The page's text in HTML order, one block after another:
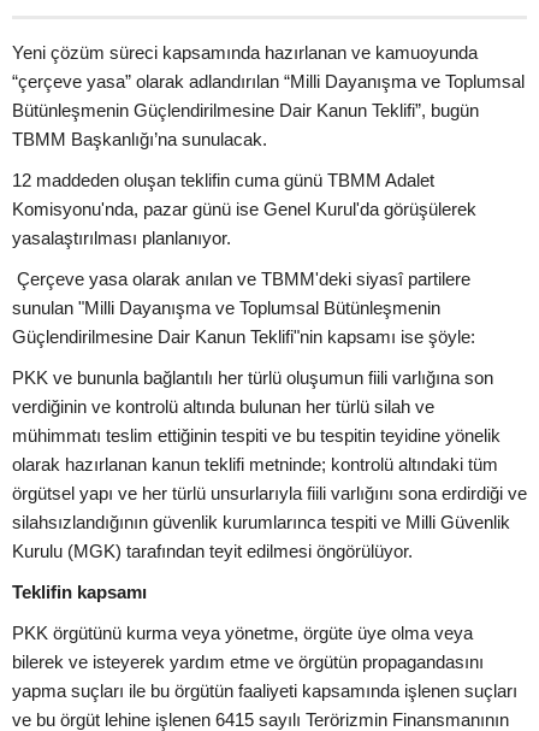
Yeni çözüm süreci kapsamında hazırlanan ve kamuoyunda
“çerçeve yasa” olarak adlandırılan “Milli Dayanışma ve Toplumsal
Bütünleşmenin Güçlendirilmesine Dair Kanun Teklifi”, bugün
TBMM Başkanlığı’na sunulacak.
12 maddeden oluşan teklifin cuma günü TBMM Adalet
Komisyonu'nda, pazar günü ise Genel Kurul'da görüşülerek
yasalaştırılması planlanıyor.
Çerçeve yasa olarak anılan ve TBMM'deki siyasî partilere
sunulan "Milli Dayanışma ve Toplumsal Bütünleşmenin
Güçlendirilmesine Dair Kanun Teklifi"nin kapsamı ise şöyle:
PKK ve bununla bağlantılı her türlü oluşumun fiili varlığına son
verdiğinin ve kontrolü altında bulunan her türlü silah ve
mühimmatı teslim ettiğinin tespiti ve bu tespitin teyidine yönelik
olarak hazırlanan kanun teklifi metninde; kontrolü altındaki tüm
örgütsel yapı ve her türlü unsurlarıyla fiili varlığını sona erdirdiği ve
silahsızlandığının güvenlik kurumlarınca tespiti ve Milli Güvenlik
Kurulu (MGK) tarafından teyit edilmesi öngörülüyor.
Teklifin kapsamı
PKK örgütünü kurma veya yönetme, örgüte üye olma veya
bilerek ve isteyerek yardım etme ve örgütün propagandasını
yapma suçları ile bu örgütün faaliyeti kapsamında işlenen suçları
ve bu örgüt lehine işlenen 6415 sayılı Terörizmin Finansmanının